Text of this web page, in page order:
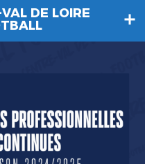
DE LOIRE